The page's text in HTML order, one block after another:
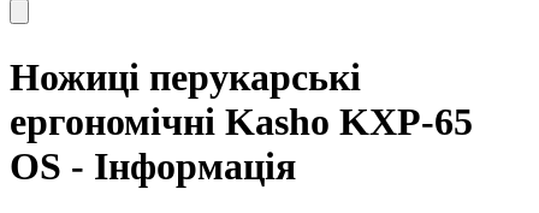
Ножиці перукарські
ергономічні Kasho KXP-65
OS - Інформація